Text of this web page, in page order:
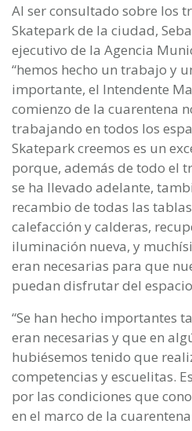
Al ser consultado sobre los
Skatepark de la ciudad,
ejecutivo de la Agencia
“hemos hecho un trabajo y
importante, el Intendente
comienzo de la cuarentena
trabajando en todos los
Skatepark creemos es un
porque, además de todo el
se ha llevado adelante,
recambio de todas las
calefacción y calderas,
iluminación nueva, y
eran necesarias para que
puedan disfrutar del
“Se han hecho importantes
eran necesarias y que en
hubiésemos tenido que
competencias y escuelitas.
por las condiciones que
en el marco de la